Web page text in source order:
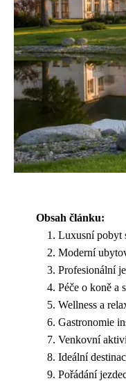
Obsah článku:
Luxusní pobyt
Moderní
Profesionální
Péče o koně a
Wellness a
Gastronomie
Venkovní
Ideální
Pořádání